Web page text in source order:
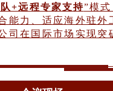
+远程专家支持”模
能力、适应海外驻
司在国际市场实现